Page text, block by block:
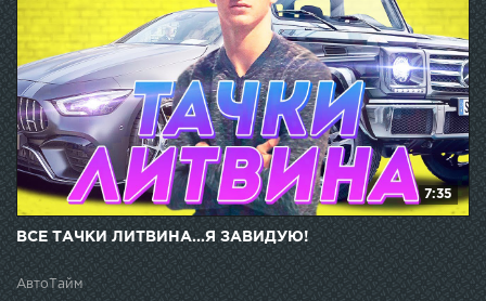
7:35
ВСЕ ТАЧКИ ЛИТВИНА...Я ЗАВИДУЮ!
АвтоТайм